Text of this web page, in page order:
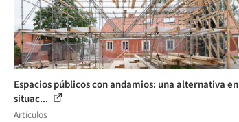
Espacios públicos con andamios: una alternativa en
situac...
Artículos